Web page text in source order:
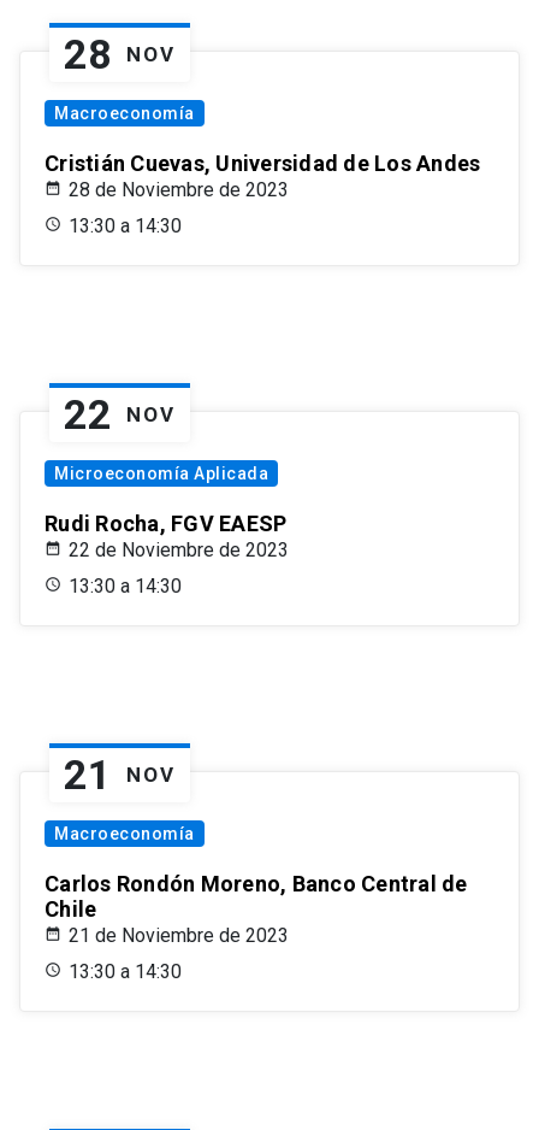
28 NOV
Macroeconomía
Cristián Cuevas, Universidad de Los Andes
28 de Noviembre de 2023
13:30 a 14:30
22 NOV
Microeconomía Aplicada
Rudi Rocha, FGV EAESP
22 de Noviembre de 2023
13:30 a 14:30
21 NOV
Macroeconomía
Carlos Rondón Moreno, Banco Central de
Chile
21 de Noviembre de 2023
13:30 a 14:30